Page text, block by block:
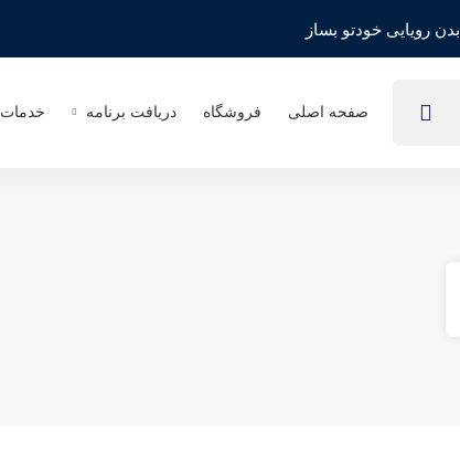
رویایی خودتو بساز
صفحه اصلی فروشگاه دریافت برنامه خدمات